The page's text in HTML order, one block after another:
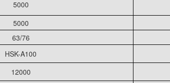
5000
5000
63/76
HSK-A100
12000